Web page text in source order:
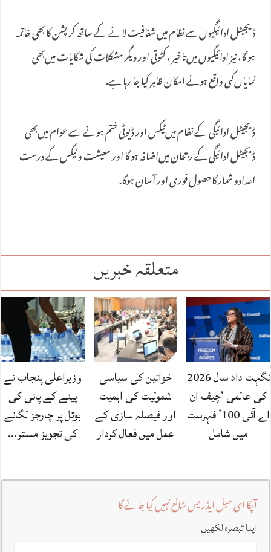
ڈیجیٹل ادائیگیوں‌سے نظام میں شفافیت لانے کے ساتھ کرپشن کا بھی خاتمہ
ہو گا، نیز ادائیگیوں میں‌تاخیر ، کٹوتی اور دیگر مشکلات کی شکایات میں‌بھی
نمایاں‌کمی واقع ہونے امکان ظاہر کیا جا رہا ہے.
ڈیجیٹل ادائیگی کے نظام میں‌ٹیکس اور ڈیوٹی ختم ہونے سے عوام میں‌بھی
ڈیجیٹل ادائیگی کے رجحان میں‌اضافہ ہو گا اور معیشت و ٹیکس کے درست
اعدادو شمار کاحصول فوری اور آسان ہوگا.
متعلقہ خبریں
نگہت داد سال 2026
کی عالمی ‘چیف ان
اے آئی 100’ فہرست
میں شامل
خواتین کی سیاسی
شمولیت کی اہمیت
اور فیصلہ سازی کے
عمل میں فعال کردار
وزیراعلیٰ پنجاب نے
پینے کے پانی کی
بوتل پر چارجز لگانے
کی تجویز مستر…
آپکا ای میل ایڈریس شائع نہیں کیا جائے گا
اپنا تبصرہ لکھیں